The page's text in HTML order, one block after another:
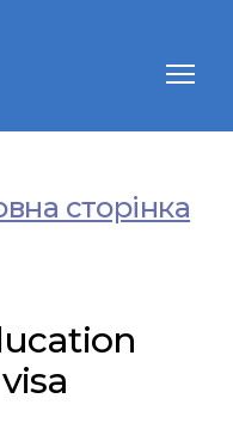
сторінка